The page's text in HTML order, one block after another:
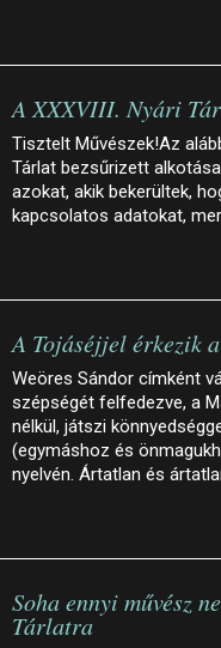
A XXXVIII. Nyári
Tisztelt Művészek!Az
Tárlat bezsűrizett
azokat, akik bekerültek,
kapcsolatos adatokat,
A Tojáséjjel érkezik
Weöres Sándor címként
szépségét felfedezve, a
nélkül, játszi
(egymáshoz és
nyelvén. Ártatlan és
Soha ennyi művész
Tárlatra